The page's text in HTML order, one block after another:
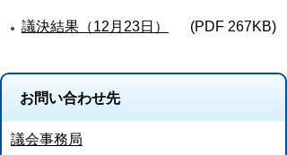
議決結果（12月23日） (PDF 267KB)
お問い合わせ先
議会事務局